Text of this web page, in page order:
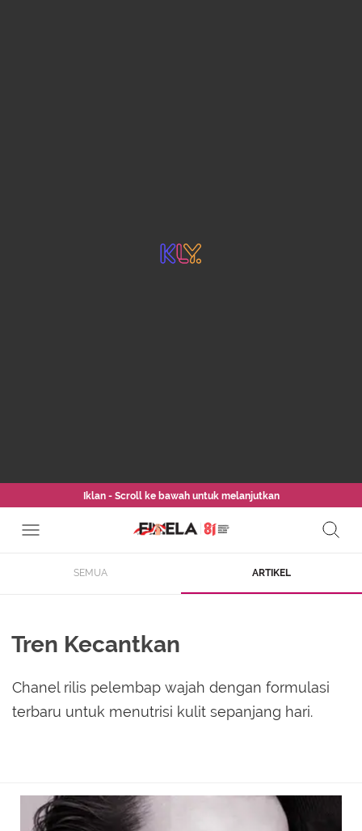
Iklan - Scroll ke bawah untuk melanjutkan
SEMUA ARTIKEL
Tren Kecantkan
Chanel rilis pelembap wajah dengan formulasi
terbaru untuk menutrisi kulit sepanjang hari.